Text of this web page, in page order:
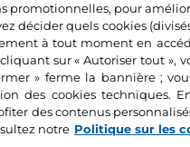
promotionnelles, pour
décider quels cookies
à tout moment en
sur « Autoriser tout »,
» ferme la bannière ;
des cookies techniques.
des contenus
notre Politique sur les